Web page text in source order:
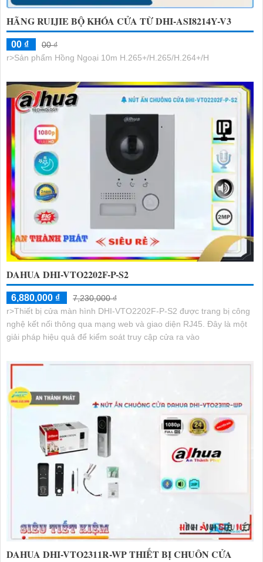
HÃNG RUIJIE BỘ KHÓA CỬA TỪ DHI-ASI8214Y-V3
00 ₫
00 ₫
r>Sản phẩm Hồng Ngoại 10m H.265+/H.265/H.264+/H
DAHUA DHI-VTO2202F-P-S2
6,880,000 ₫
7,230,000 ₫
r>Thiết bị cửa màn hình DHI-VTO2202F-P-S2 được trang bị công
nghệ kết nối thông qua mạng web và giao diện RJ45. Đây là một
giải pháp hiệu quả để kiểm soát truy cập cửa ra vào
DAHUA DHI-VTO2311R-WP THIẾT BỊ CHUÔN CỬA